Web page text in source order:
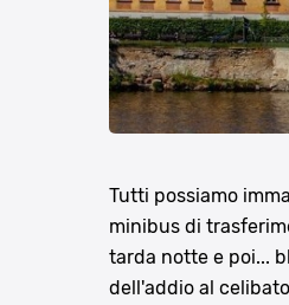
Tutti possiamo
minibus di
tarda notte e poi...
dell'addio al